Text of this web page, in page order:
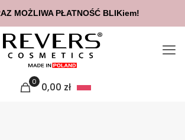
0 0,00 zł
MOŻLIWA PŁATNOŚĆ BLIKiem!